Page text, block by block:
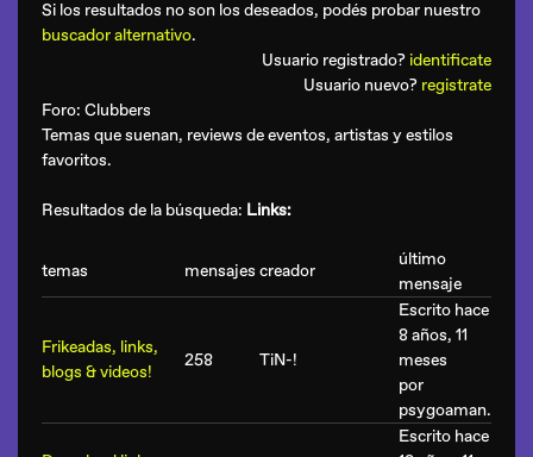
Si los resultados no son los deseados, podés probar nuestro
buscador alternativo.
Usuario registrado? identificate
Usuario nuevo? registrate
Foro: Clubbers
Temas que suenan, reviews de eventos, artistas y estilos
favoritos.
Resultados de la búsqueda: Links:
temas mensajes creador
último
mensaje
Frikeadas, links,
blogs & videos!
258 TiN-!
Escrito hace
8 años, 11
meses
por
psygoaman.
Escrito hace